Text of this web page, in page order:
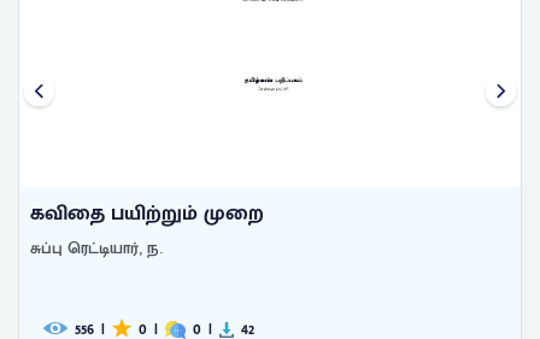
கவிதை பயிற்றும் முறை
சுப்பு ரெட்டியார், ந.
556 | 0 | 0 | 42